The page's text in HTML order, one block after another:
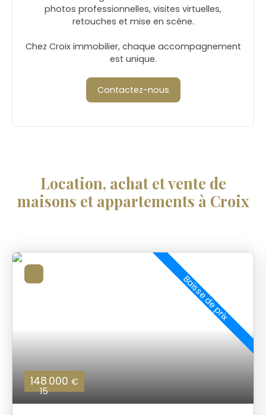
photos professionnelles, visites virtuelles,
retouches et mise en scène.
Chez Croix immobilier, chaque accompagnement
est unique.
Contactez-nous
Location, achat et vente de
maisons et appartements à Croix
148 000 €
Baisse de prix
15